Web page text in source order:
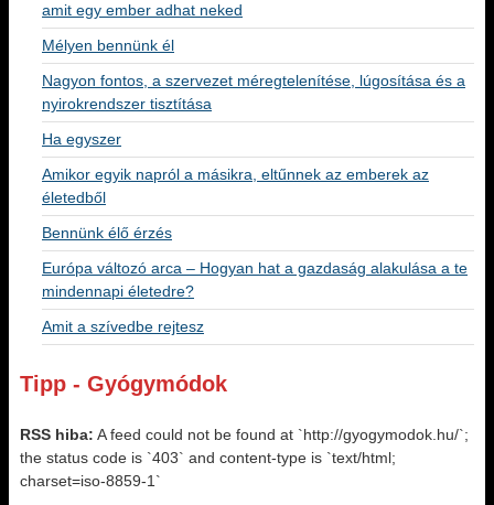
amit egy ember adhat neked
Mélyen bennünk él
Nagyon fontos, a szervezet méregtelenítése, lúgosítása és a
nyirokrendszer tisztítása
Ha egyszer
Amikor egyik napról a másikra, eltűnnek az emberek az
életedből
Bennünk élő érzés
Európa változó arca – Hogyan hat a gazdaság alakulása a te
mindennapi életedre?
Amit a szívedbe rejtesz
Tipp - Gyógymódok
RSS hiba: A feed could not be found at `http://gyogymodok.hu/`;
the status code is `403` and content-type is `text/html;
charset=iso-8859-1`